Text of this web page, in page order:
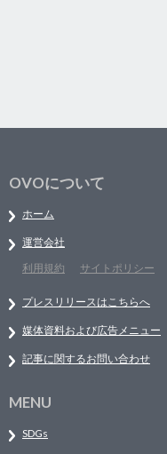
OVOについて
ホーム
運営会社
利用規約
サイトポリシー
プレスリリースはこちらへ
媒体資料および広告メニュー
記事に関するお問い合わせ
MENU
SDGs